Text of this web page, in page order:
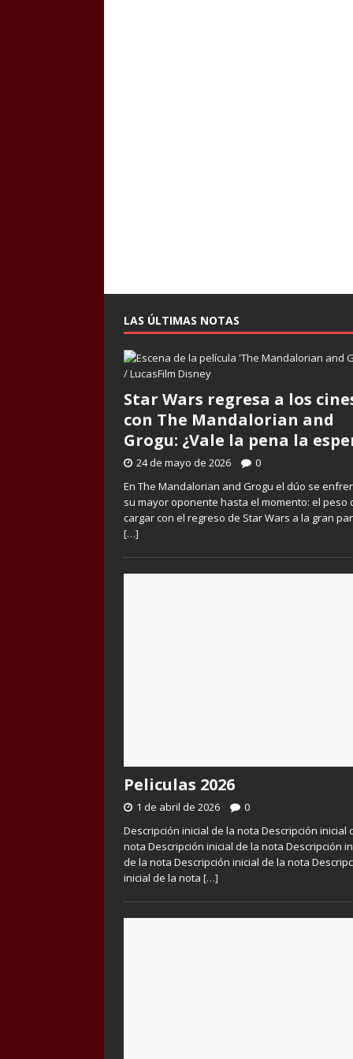
LAS ÚLTIMAS NOTAS
Star Wars regresa a los
con The Mandalorian and
Grogu: ¿Vale la pena la
24 de mayo de 2026
0
En The Mandalorian and Grogu el dúo se
su mayor oponente hasta el momento: el peso
cargar con el regreso de Star Wars a la gran
[…]
Peliculas 2026
1 de abril de 2026
0
Descripción inicial de la nota Descripción inicial
nota Descripción inicial de la nota Descripción
de la nota Descripción inicial de la nota
inicial de la nota […]